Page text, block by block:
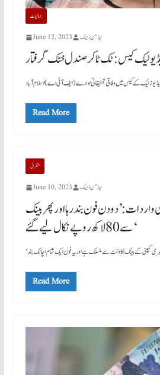
جمالیات
June 12, 2023 ایڈمن ڈیسک
لیک کیس: ٹک ٹاکر صندل خٹک گرفتار
لیک کے کیس میں وفاقی تحقیقاتی ادارے (ایف آئی اے) اسلام آباد
Read More
متفرق
June 10, 2023 ایڈمن ڈیسک
واردات: ’دو دن فون بند رہا اور پھر بینک
سے 80 لاکھ روپے نکال لیے گئے‘
میری کمپنی کے بینک اکاؤنٹ سے منسلک ہے اور یہ فون ایک شام اچانک بند
Read More